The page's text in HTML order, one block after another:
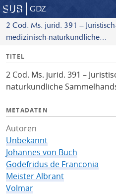
GDZ
2 Cod. Ms. jurid. 391 –
medizinisch-naturkundliche
I
f
o
TITEL
2 Cod. Ms. jurid. 391 –
naturkundliche
METADATEN
Autoren
Unbekannt
Johannes von Buch
Godefridus de Franconia
Meister Albrant
Volmar